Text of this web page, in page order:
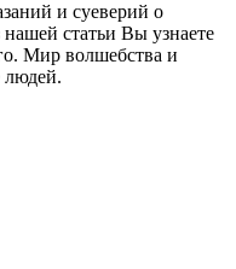
и суеверий о
статьи Вы узнаете
Мир волшебства и
людей.